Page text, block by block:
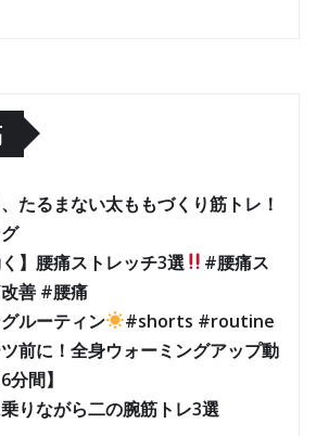
たるまない太ももづくり筋トレ！
く】腰痛ストレッチ3選
#腰痛ス
善 #腰痛
ルーティン
#shorts #routine
前に！全身ウォーミングアップ動
間】
りながら二の腕筋トレ3選